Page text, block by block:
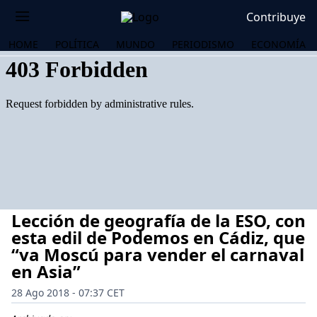
Contribuye
HOME POLÍTICA MUNDO PERIODISMO ECONOMÍA
Lección de geografía de la ESO, con
esta edil de Podemos en Cádiz, que
“va Moscú para vender el carnaval
en Asia”
28 Ago 2018 - 07:37 CET